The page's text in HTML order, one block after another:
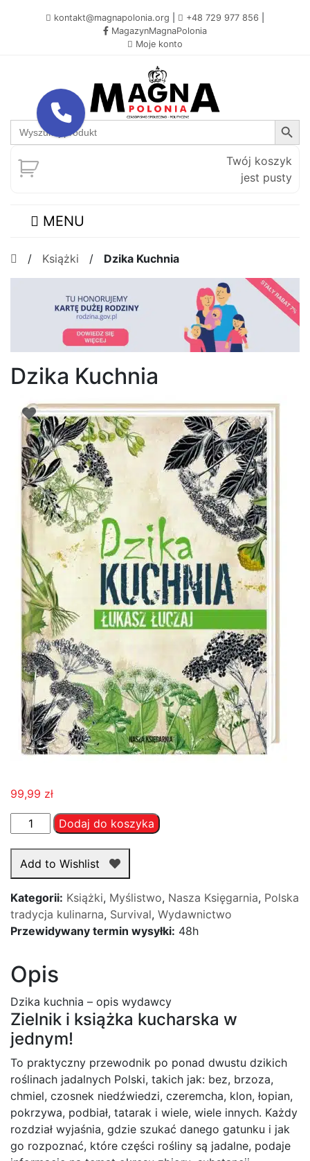
kontakt@magnapolonia.org +48 729 977 856
MagazynMagnaPolonia
Moje konto
Search
for:
Search Button
Twój koszyk
jest pusty
MENU
/ Książki / Dzika Kuchnia
Dzika Kuchnia
99,99 zł
ilość
Dzika
Kuchnia
Dodaj do koszyka
Add to Wishlist
Kategorii: Książki, Myślistwo, Nasza Księgarnia, Polska
tradycja kulinarna, Survival, Wydawnictwo
Przewidywany termin wysyłki: 48h
Opis
Dzika kuchnia – opis wydawcy
Zielnik i książka kucharska w
jednym!
To praktyczny przewodnik po ponad dwustu dzikich
roślinach jadalnych Polski, takich jak: bez, brzoza,
chmiel, czosnek niedźwiedzi, czeremcha, klon, łopian,
pokrzywa, podbiał, tatarak i wiele, wiele innych. Każdy
rozdział wyjaśnia, gdzie szukać danego gatunku i jak
go rozpoznać, które części rośliny są jadalne, podaje